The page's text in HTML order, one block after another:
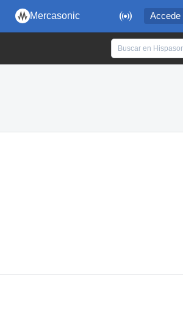
 Accede
Mercasonic